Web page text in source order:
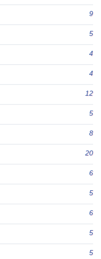
9
5
4
4
12
5
8
20
6
5
6
5
5